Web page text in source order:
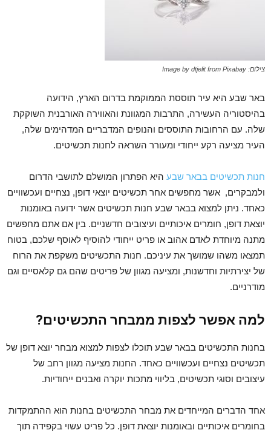
צילום: Image by dtjelit from Pixabay
באר שבע היא עיר תוססת הממוקמת בדרום הארץ, הידועה
בהיסטוריה העשירה, התרבות המגוונת והאווירה האורבנית השוקקת
שלה. עם הרחובות התוססים והנופים המדבריים המדהימים שלה,
העיר מציעה רקע ייחודי ומעורר השראה לחנות תכשיטים.
חנות תכשיטים בבאר שבע היא הפתרון המושלם לתושבי הדרום
ולמבקרים, אשר מחפשים אחר תכשיטים יוצאי דופן, נצחיים ועכשוויים
כאחד. ניתן למצוא בבאר שבע חנות תכשיטים אשר ידועה באומנות
יוצאת דופן, חומרים איכותיים ועיצובים חדשניים. בין אם אתם מחפשים
מתנה מיוחדת לאדם אהוב או פריט ייחודי להוסיף לאוסף שלכם, בטוח
תמצאו משהו שמושך את עיניכם. חנות התכשיטים משקפת את הרוח
של יצירתיות וחדשנות, ומציעה מגוון של פריטים שהם גם קלאסיים וגם
מודרניים.
למה אפשר לצפות ממבחר התכשיטים?
בחנות התכשיטים בבאר שבע תוכלו לצפות למצוא מבחר יוצא דופן של
תכשיטים נצחיים ועכשוויים כאחד. החנות מציעה מגוון רחב של
עיצובים וסוגי תכשיטים, בליווי מתכות יוקרה ואבנים ייחודיות.
אחד הדברים המייחדים את מבחר התכשיטים בחנות הוא ההתמקדות
בחומרים איכותיים ובאומנות יוצאת דופן. כל פריט עשוי בקפידה תוך